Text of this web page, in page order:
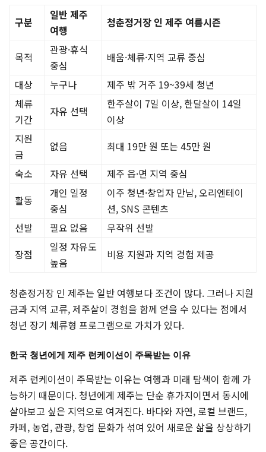
구분
일반 제주
여행
청춘정거장 인 제주 여름시즌
목적
관광·휴식
중심
배움·체류·지역 교류 중심
대상
누구나
제주 밖 거주 19~39세 청년
체류
기간
자유 선택
한주살이 7일 이상, 한달살이 14일
이상
지원
금
없음
최대 19만 원 또는 45만 원
숙소
자유 선택
제주 읍·면 지역 중심
활동
개인 일정
중심
이주 청년·창업자 만남, 오리엔테이
션, SNS 콘텐츠
선발
필요 없음
무작위 선발
장점
일정 자유도
높음
비용 지원과 지역 경험 제공
청춘정거장 인 제주는 일반 여행보다 조건이 많다. 그러나 지원
금과 지역 교류, 제주살이 경험을 함께 얻을 수 있다는 점에서
청년 장기 체류형 프로그램으로 가치가 있다.
한국 청년에게 제주 런케이션이 주목받는 이유
제주 런케이션이 주목받는 이유는 여행과 미래 탐색이 함께 가
능하기 때문이다. 청년에게 제주는 단순 휴가지이면서 동시에
살아보고 싶은 지역으로 여겨진다. 바다와 자연, 로컬 브랜드,
카페, 농업, 관광, 창업 문화가 섞여 있어 새로운 삶을 상상하기
좋은 공간이다.